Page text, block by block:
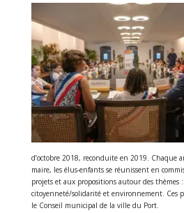
d’octobre 2018, reconduite en 2019. Chaque
maire, les élus-enfants se réunissent en
projets et aux propositions autour des thèmes
citoyenneté/solidarité et environnement. Ces
le Conseil municipal de la ville du Port.